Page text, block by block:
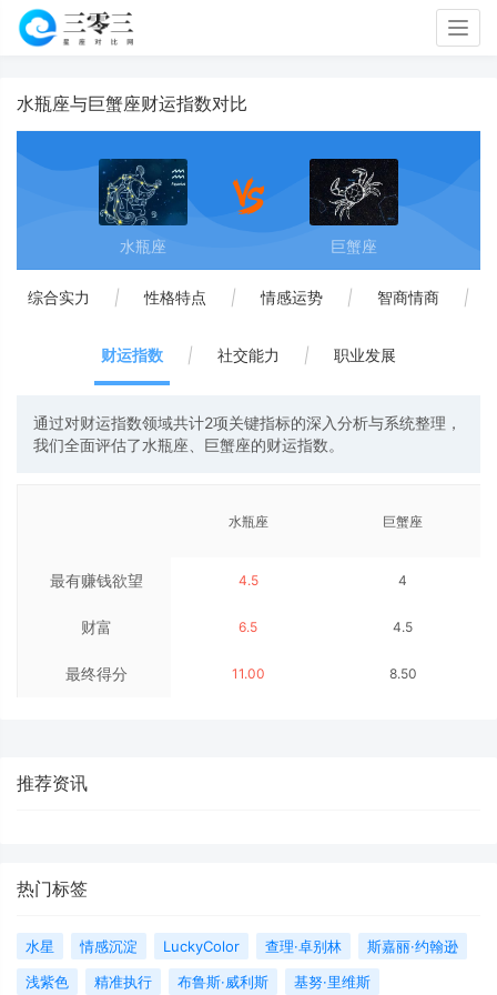
水瓶座与巨蟹座财运指数对比
水瓶座 巨蟹座
综合实力 | 性格特点 | 情感运势 | 智商情商 |
财运指数 | 社交能力 | 职业发展
通过对财运指数领域共计2项关键指标的深入分析与系统整理，
我们全面评估了水瓶座、巨蟹座的财运指数。
最有赚钱欲望
财富
最终得分
水瓶座
4.5
6.5
11.00
巨蟹座
4
4.5
8.50
推荐资讯
热门标签
水星 情感沉淀 LuckyColor 查理·卓别林
斯嘉丽·约翰逊
浅紫色
精准执行 布鲁斯·威利斯 基努·里维斯